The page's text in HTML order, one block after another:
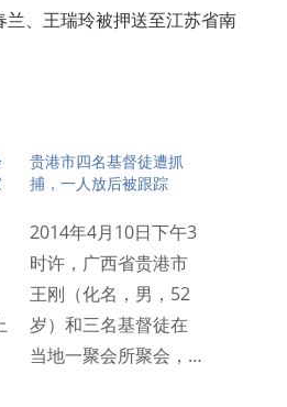
、王瑞玲被押送至江苏省南
贵港市四名基督徒遭抓
捕，一人放后被跟踪
2014年4月10日下午3
时许，广西省贵港市
王刚（化名，男，52
岁）和三名基督徒在
当地一聚会所聚会，…